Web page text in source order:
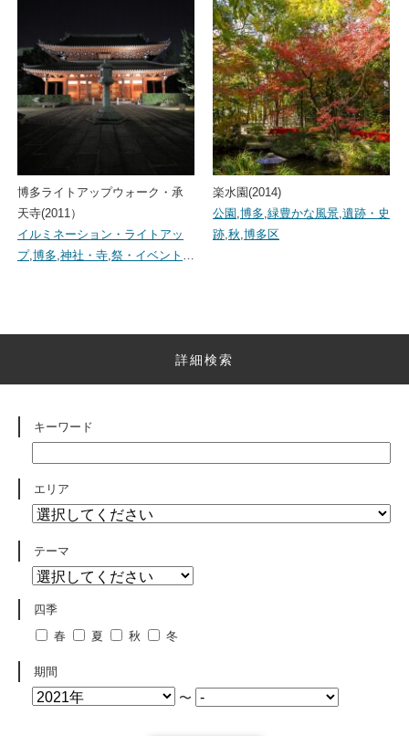
博多ライトアップウォーク・承
天寺(2011）
イルミネーション・ライトアッ
プ,博多,神社・寺,祭・イベント …
楽水園(2014)
公園 ,博多,緑豊かな風景,遺跡・史
跡,秋,博多区
詳細検索
キーワード
エリア
テーマ
四季
春
夏 秋 冬
期間
〜